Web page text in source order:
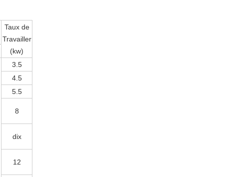
Taux de
Travailler
(kw)
3.5
4.5
5.5
8
dix
12